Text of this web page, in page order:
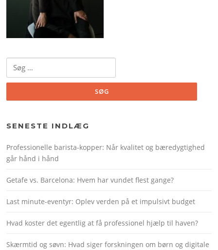
efter:
SENESTE INDLÆG
Professionelle barista-kopper: Når kvalitet og bæredygtighed
går hånd i hånd
Getafe vs. Barcelona: Hvem har vundet flest gange?
Last minute-eventyr: Oplev verden på et impulsivt budget
Hvad koster det egentlig at få professionel hjælp til haven?
Skærmtid og søvn: Hvad siger forskningen om børn og digitale